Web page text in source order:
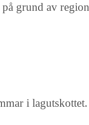
grund av
i lagutskottet.